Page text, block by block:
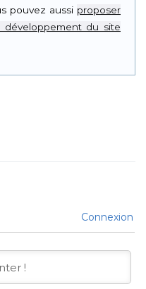
pouvez aussi proposer
du site
Connexion